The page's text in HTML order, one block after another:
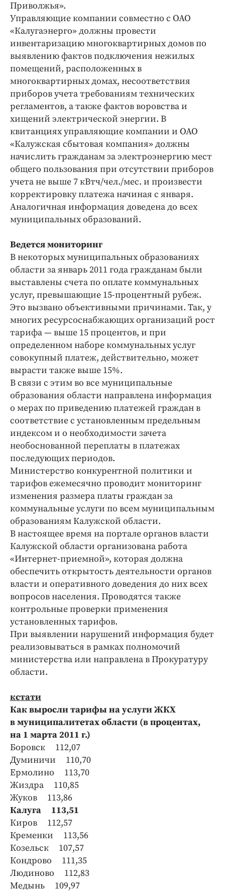
Приволжья».
Управляющие компании совместно с ОАО
«Калуга­энерго» должны провести
инвентаризацию многоквартирных домов по
выявлению фактов подключения нежилых
помещений, расположенных в
многоквартирных домах, несоответствия
приборов учета требованиям технических
регламентов, а также фактов воровства и
хищений электрической энергии. В
квитанциях управляющие компании и ОАО
­«Калужская сбытовая компания» должны
начислить гражданам за электроэнергию мест
общего пользования при отсутствии приборов
учета не выше 7 кВтч/чел./мес. и произвести
корректировку платежа начиная с января.
Аналогичная информация доведена до всех
муниципальных образований.
Ведется мониторинг
В некоторых муниципальных образованиях
области за январь 2011 года гражданам были
выставлены счета по оплате коммунальных
услуг, превышающие 15-процентный рубеж.
Это вызвано объективными причинами. Так, у
многих ресурсоснабжающих организаций рост
тарифа — выше 15 процентов, и при
определенном наборе коммунальных услуг
совокупный платеж, действительно, может
вырасти также выше 15%.
В связи с этим во все муниципальные
образования области направлена информация
о мерах по приведению платежей граждан в
соответствие с установленным предельным
индексом и о необходимости зачета
необоснованной переплаты в платежах
последующих периодов.
Министерство конкурентной политики и
тарифов ежемесячно проводит мониторинг
изменения размера платы граждан за
коммунальные услуги по всем муниципальным
образованиям Калужской области.
В настоящее время на портале органов власти
Калужской области организована работа
«Интернет-приемной», которая должна
обеспечить открытость деятельности органов
власти и оперативного доведения до них всех
вопросов населения. Проводятся также
контрольные проверки применения
установленных ­тарифов.
При выявлении нарушений информация будет
реализовываться в рамках полномочий
министерства или направлена в Прокуратуру
области.
кстати
Как выросли тарифы на услуги ЖКХ
в муниципалитетах области (в процентах,
на 1 марта 2011 г.)
Боровск 112,07
Думиничи 110,70
Ермолино 113,70
Жиздра 110,85
Жуков 113,86
Калуга 113,51
Киров 112,57
Кременки 113,56
Козельск 107,57
Кондрово 111,35
Людиново 112,83
Медынь 109,97